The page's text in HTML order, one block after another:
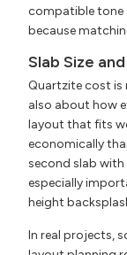
compatible tone
because
Slab Size
Quartzite cost is
also about how
layout that fits
economically
second slab
especially
height
In real projects,